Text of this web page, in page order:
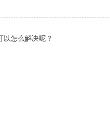
怎么解决呢？